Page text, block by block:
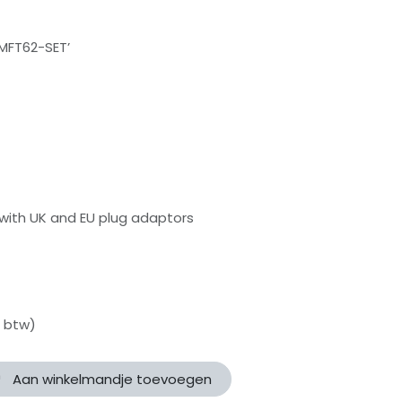
SET’
UK and EU plug adaptors
btw)
Aan winkelmandje toevoegen